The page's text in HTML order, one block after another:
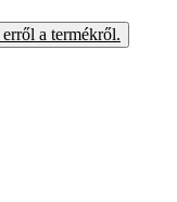
a termékről.